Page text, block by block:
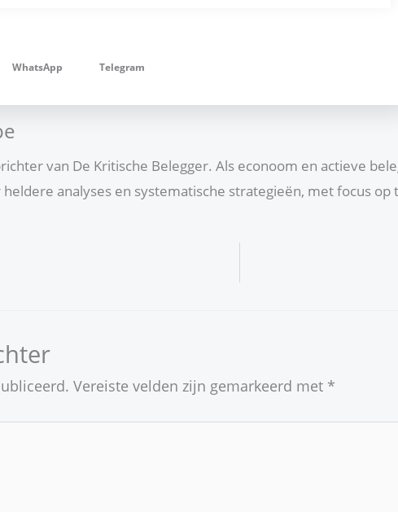
WhatsApp Telegram
van De Kritische Belegger. Als econoom en actieve
analyses en systematische strategieën, met focus
Vereiste velden zijn gemarkeerd met *